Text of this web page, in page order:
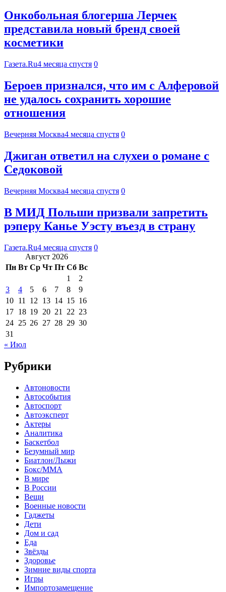
Онкобольная блогерша Лерчек
представила новый бренд своей
косметики
Газета.Ru4 месяца спустя 0
Бероев признался, что им с Алферовой
не удалось сохранить хорошие
отношения
Вечерняя Москва4 месяца спустя 0
Джиган ответил на слухеи о романе с
Седоковой
Вечерняя Москва4 месяца спустя 0
В МИД Польши призвали запретить
рэперу Канье Уэсту въезд в страну
Газета.Ru4 месяца спустя 0
Август 2026
Пн Вт Ср Чт Пт Сб Вс
1
2
3
4 5 6 7 8
9
10 11 12 13 14 15 16
17 18 19 20 21 22 23
24 25 26 27 28 29 30
31
« Июл
Рубрики
Автоновости
Автособытия
Автоспорт
Автоэксперт
Актеры
Аналитика
Баскетбол
Безумный мир
Биатлон/Лыжи
Бокс/MMA
В мире
В России
Вещи
Военные новости
Гаджеты
Дети
Дом и сад
Еда
Звёзды
Здоровье
Зимние виды спорта
Игры
Импортозамещение